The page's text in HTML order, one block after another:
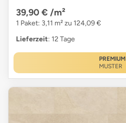
39,90 € /m²
1 Paket: 3,11 m² zu 124,09 €
Lieferzeit: 12 Tage
PREMIUM
MUSTER